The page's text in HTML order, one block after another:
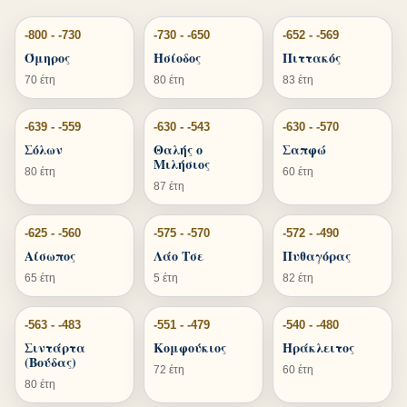
-800 - -730
Όμηρος
70 έτη
-730 - -650
Ησίοδος
80 έτη
-652 - -569
Πιττακός
83 έτη
-639 - -559
Σόλων
80 έτη
-630 - -543
Θαλής ο
Μιλήσιος
87 έτη
-630 - -570
Σαπφώ
60 έτη
-625 - -560
Αίσωπος
65 έτη
-575 - -570
Λάο Τσε
5 έτη
-572 - -490
Πυθαγόρας
82 έτη
-563 - -483
Σιντάρτα
(Βούδας)
80 έτη
-551 - -479
Κομφούκιος
72 έτη
-540 - -480
Ηράκλειτος
60 έτη